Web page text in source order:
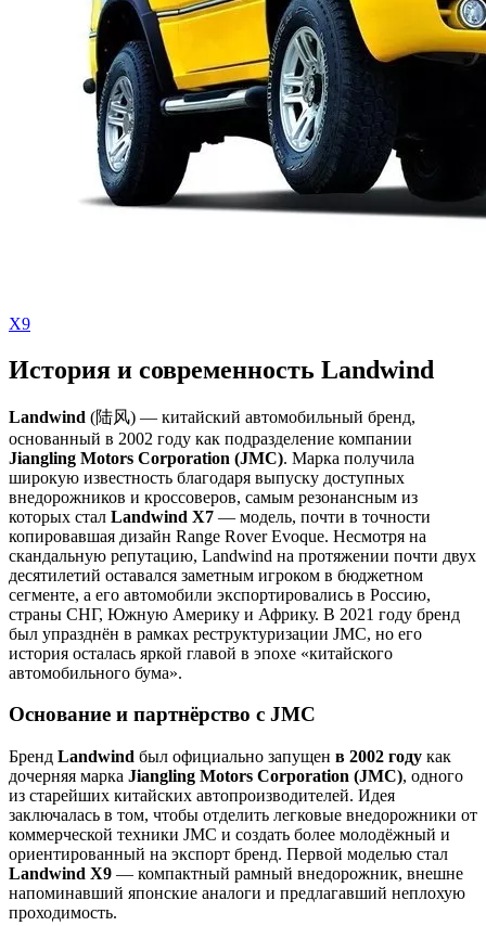
Х9
История и современность Landwind
Landwind (陆风) — китайский автомобильный бренд,
основанный в 2002 году как подразделение компании
Jiangling Motors Corporation (JMC). Марка получила
широкую известность благодаря выпуску доступных
внедорожников и кроссоверов, самым резонансным из
которых стал Landwind X7 — модель, почти в точности
копировавшая дизайн Range Rover Evoque. Несмотря на
скандальную репутацию, Landwind на протяжении почти двух
десятилетий оставался заметным игроком в бюджетном
сегменте, а его автомобили экспортировались в Россию,
страны СНГ, Южную Америку и Африку. В 2021 году бренд
был упразднён в рамках реструктуризации JMC, но его
история осталась яркой главой в эпохе «китайского
автомобильного бума».
Основание и партнёрство с JMC
Бренд Landwind был официально запущен в 2002 году как
дочерняя марка Jiangling Motors Corporation (JMC), одного
из старейших китайских автопроизводителей. Идея
заключалась в том, чтобы отделить легковые внедорожники от
коммерческой техники JMC и создать более молодёжный и
ориентированный на экспорт бренд. Первой моделью стал
Landwind X9 — компактный рамный внедорожник, внешне
напоминавший японские аналоги и предлагавший неплохую
проходимость.